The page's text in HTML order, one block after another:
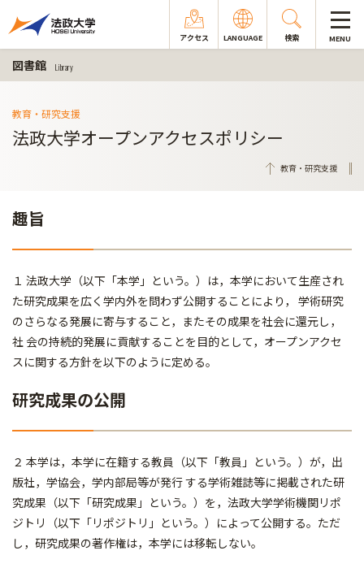
アクセス LANGUAGE 検索 MENU
図書館 Library
教育・研究支援
法政大学オープンアクセスポリシー
教育・研究支援
趣旨
１ 法政大学（以下「本学」という。）は，本学において生産され
た研究成果を広く学内外を問わず公開することにより， 学術研究
のさらなる発展に寄与すること，またその成果を社会に還元し，
社 会の持続的発展に貢献することを目的として，オープンアクセ
スに関する方針を以下のように定める。
研究成果の公開
２ 本学は，本学に在籍する教員（以下「教員」という。）が，出
版社，学協会，学内部局等が発行 する学術雑誌等に掲載された研
究成果（以下「研究成果」という。）を，法政大学学術機関リポ
ジトリ（以下「リポジトリ」という。）によって公開する。ただ
し，研究成果の著作権は，本学には移転しない。